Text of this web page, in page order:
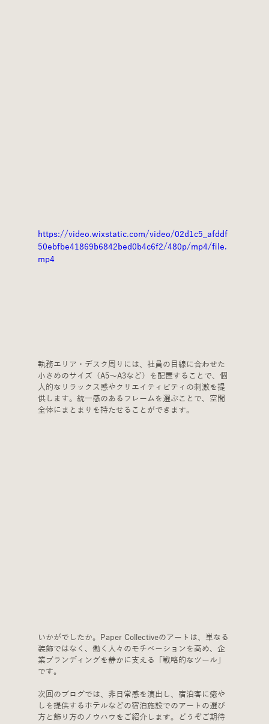
https://video.wixstatic.com/video/02d1c5_afddf
50ebfbe41869b6842bed0b4c6f2/480p/mp4/file.
mp4
執務エリア・デスク周りには、社員の目線に合わせた
小さめのサイズ（A5〜A3など）を配置することで、個
人的なリラックス感やクリエイティビティの刺激を提
供します。統一感のあるフレームを選ぶことで、空間
全体にまとまりを持たせることができます。
いかがでしたか。Paper Collectiveのアートは、単なる
装飾ではなく、働く人々のモチベーションを高め、企
業ブランディングを静かに支える「戦略的なツール」
です。
次回のブログでは、非日常感を演出し、宿泊客に癒や
しを提供するホテルなどの宿泊施設でのアートの選び
方と飾り方のノウハウをご紹介します。どうぞご期待